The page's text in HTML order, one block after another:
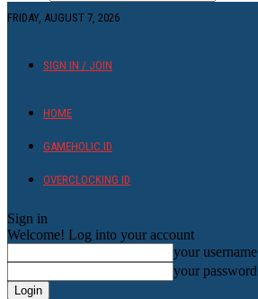
FRIDAY, AUGUST 7, 2026
SIGN IN / JOIN
HOME
GAMEHOLIC.ID
OVERCLOCKING ID
Sign in
Welcome! Log into your account
your username
your password